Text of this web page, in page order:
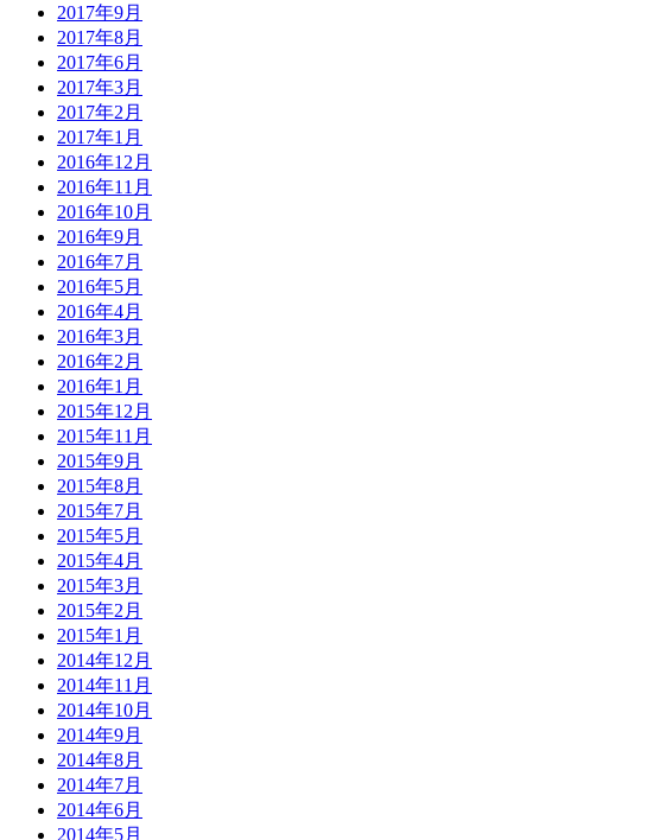
2017年9月
2017年8月
2017年6月
2017年3月
2017年2月
2017年1月
2016年12月
2016年11月
2016年10月
2016年9月
2016年7月
2016年5月
2016年4月
2016年3月
2016年2月
2016年1月
2015年12月
2015年11月
2015年9月
2015年8月
2015年7月
2015年5月
2015年4月
2015年3月
2015年2月
2015年1月
2014年12月
2014年11月
2014年10月
2014年9月
2014年8月
2014年7月
2014年6月
2014年5月